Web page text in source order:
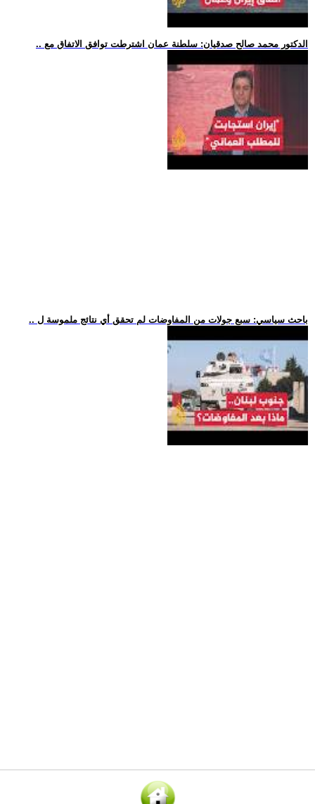
.. الدكتور محمد صالح صدقيان: سلطنة عمان اشترطت توافق الاتفاق مع
.. باحث سياسي: سبع جولات من المفاوضات لم تحقق أي نتائج ملموسة ل